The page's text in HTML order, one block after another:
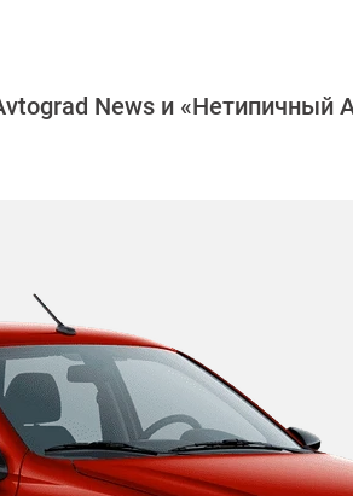
News и «Нетипичный